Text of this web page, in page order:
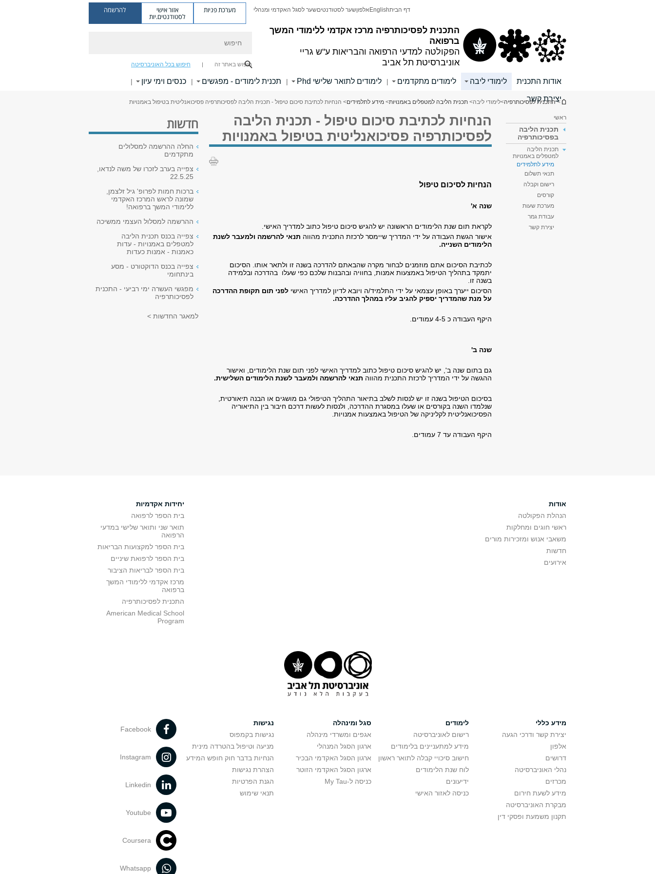
התכנית לפסיכותרפיה מרכז אקדמי ללימודי המשך
ברפואה
הפקולטה למדעי הרפואה והבריאות ע"ש גריי
אוניברסיטת תל אביב
דף הביתEnglish אלפוןשער לסטודנטיםשער לסגל האקדמי ומנהלי מערכת פניות אזור אישי
לסטודנטים.יות
להרשמה
חיפוש באתר זה חיפוש בכל האוניברסיטה
אודות התכנית לימודי ליבה לימודים מתקדמים | לימודים לתואר שלישי Phd | תכנית לימודים - מפגשים | כנסים וימי עיון |
יצירת קשר
הינך נמצא כאן
> התכנית לפסיכותרפיה>לימודי ליבה> תכנית הליבה למטפלים באמנויות> מידע לתלמידים> הנחיות לכתיבת סיכום טיפול - תכנית הליבה לפסיכותרפיה פסיכואנליטית בטיפול באמנויות
ראשי
תכנית הליבה
בפסיכותרפיה
תכנית הליבה
למטפלים באמנויות
מידע לתלמידים
תנאי תשלום
רישום וקבלה
קורסים
מערכת שעות
עבודת גמר
יצירת קשר
הנחיות לכתיבת סיכום טיפול - תכנית הליבה
לפסיכותרפיה פסיכואנליטית בטיפול באמנויות
הנחיות לסיכום טיפול
שנה א'
לקראת תום שנת הלימודים הראשונה יש להגיש סיכום טיפול כתוב למדריך האישי.
אישור הגשת העבודה על ידי המדריך שיימסר לרכזת התכנית מהווה תנאי להרשמה ולמעבר לשנת
הלימודים השנייה.
לכתיבת הסיכום אתם מוזמנים לבחור מקרה שהבאתם להדרכה בשנה זו ולתאר אותו. הסיכום
יתמקד בתהליך הטיפול באמצעות אמנות, בחוויה ובהבנות שלכם כפי שעלו בהדרכה ובלמידה
בשנה זו.
הסיכום ייערך באופן עצמאי על ידי התלמיד/ה ויובא לדיון למדריך האישי לפני תום תקופת ההדרכה
על מנת שהמדריך יספיק להגיב עליו במהלך ההדרכה.
היקף העבודה כ 4-5 עמודים.
שנה ב'
גם בתום שנה ב', יש להגיש סיכום טיפול כתוב למדריך האישי לפני תום שנת הלימודים, ואישור
ההגשה על ידי המדריך לרכזת התכנית מהווה תנאי להרשמה ולמעבר לשנת הלימודים השלישית.
בסיכום הטיפול בשנה זו יש לנסות לשלב בתיאור התהליך הטיפולי גם מושגים או הבנה תיאורטית,
שנלמדו השנה בקורסים או שעלו במסגרת ההדרכה, ולנסות לעשות דרכם חיבור בין התיאוריה
הפסיכואנליטית לקליניקה של הטיפול באמצעות אמנויות.
היקף העבודה עד 7 עמודים.
חדשות
החלה ההרשמה למסלולים
מתקדמים
צפייה בערב לזכרו של משה לנדאו,
22.5.25
ברכות חמות לפרופ' גיל זלצמן,
שמונה לראש המרכז האקדמי
ללימודי המשך ברפואה!
ההרשמה למסלול העצמי ממשיכה
צפייה בכנס תכנית הליבה
למטפלים באמנויות - עדות
כאמנות - אמנות כעדות
צפייה בכנס הדוקטורט - מסע
בינתחומי
מפגשי העשרה ימי רביעי - התכנית
לפסיכותרפיה
למאגר החדשות >
אודות
הנהלת הפקולטה
ראשי חוגים ומחלקות
משאבי אנוש ומזכירות מורים
חדשות
אירועים
יחידות אקדמיות
בית הספר לרפואה
תואר שני ותואר שלישי במדעי
הרפואה
בית הספר למקצועות הבריאות
בית הספר לרפואת שיניים
בית הספר לבריאות הציבור
מרכז אקדמי ללימודי המשך
ברפואה
התכנית לפסיכותרפיה
American Medical School
Program
מידע כללי
יצירת קשר ודרכי הגעה
אלפון
דרושים
נהלי האוניברסיטה
מכרזים
מידע לשעת חירום
מבקרת האוניברסיטה
תקנון משמעת ופסקי דין
לימודים
רישום לאוניברסיטה
מידע למתעניינים בלימודים
חישוב סיכויי קבלה לתואר ראשון
לוח שנת הלימודים
ידיעונים
כניסה לאזור האישי
סגל ומינהלה
אגפים ומשרדי מינהלה
ארגון הסגל המנהלי
ארגון הסגל האקדמי הבכיר
ארגון הסגל האקדמי הזוטר
כניסה ל-My Tau
נגישות
נגישות בקמפוס
מניעה וטיפול בהטרדה מינית
הנחיות בדבר חוק חופש המידע
הצהרת נגישות
הגנת הפרטיות
תנאי שימוש
Facebook
Instagram
Linkedin
Youtube
Coursera
Whatsapp